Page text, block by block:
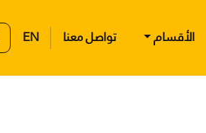
الأقسام تواصل معنا EN